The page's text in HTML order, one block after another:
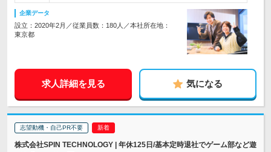
企業データ
設立：2020年2月／従業員数：180人／本社所在地：
東京都
求人詳細を見る 気になる
志望動機・自己PR不要
株式会社SPIN TECHNOLOGY | 年休125日/基本定時退社でゲーム部など遊